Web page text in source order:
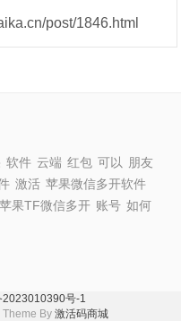
post/1846.html
软件 云端 红包 可以
朋友
激活 苹果微信多开软件
苹果TF微信多开 账号 如何
2023010390号-1
Theme By 激活码商城